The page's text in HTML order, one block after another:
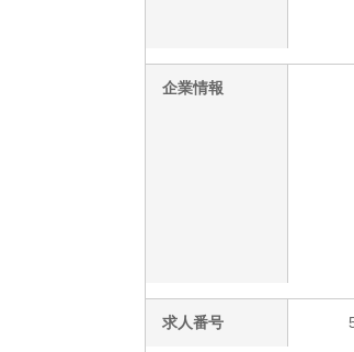
企業情報
求人番号